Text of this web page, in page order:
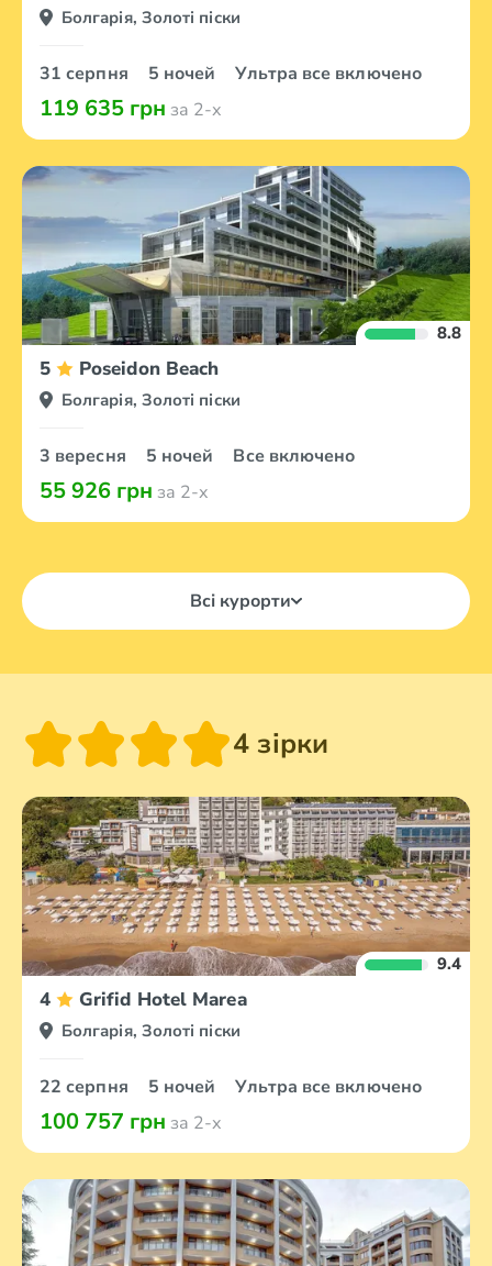
Болгарія, Золоті піски
31 серпня 5 ночей Ультра все включено
119 635 грн за 2-х
8.8
5 Poseidon Beach
Болгарія, Золоті піски
3 вересня 5 ночей Все включено
55 926 грн за 2-х
Всі курорти
4 зірки
9.4
4 Grifid Hotel Marea
Болгарія, Золоті піски
22 серпня 5 ночей Ультра все включено
100 757 грн за 2-х